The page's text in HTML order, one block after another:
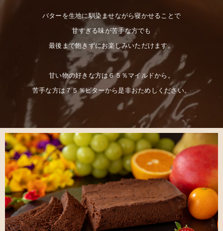
バターを生地に馴染ませながら寝かせることで
甘すぎる味が苦手な方でも
最後まで飽きずにお楽しみいただけます。
甘い物の好きな方は６５％マイルドから。
苦手な方は７５％ビターから是非おためしください。